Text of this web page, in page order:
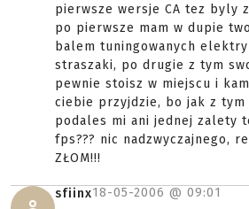
pierwsze wersje CA tez byly
po pierwsze mam w dupie
balem tuningowanych
straszaki, po drugie z tym
pewnie stoisz w miejscu i
ciebie przyjdzie, bo jak z tym
podales mi ani jednej zalety
fps??? nic nadzwyczajnego,
ZŁOM!!!
sfiinx18-05-2006 @ 09:01